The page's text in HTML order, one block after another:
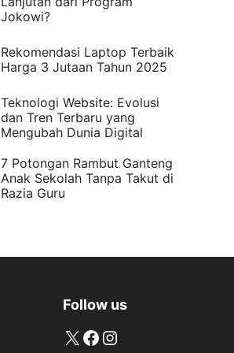
Jokowi?
Rekomendasi Laptop Terbaik
Harga 3 Jutaan Tahun 2025
Teknologi Website: Evolusi
dan Tren Terbaru yang
Mengubah Dunia Digital
7 Potongan Rambut Ganteng
Anak Sekolah Tanpa Takut di
Razia Guru
Follow us
X Facebook
Instagram